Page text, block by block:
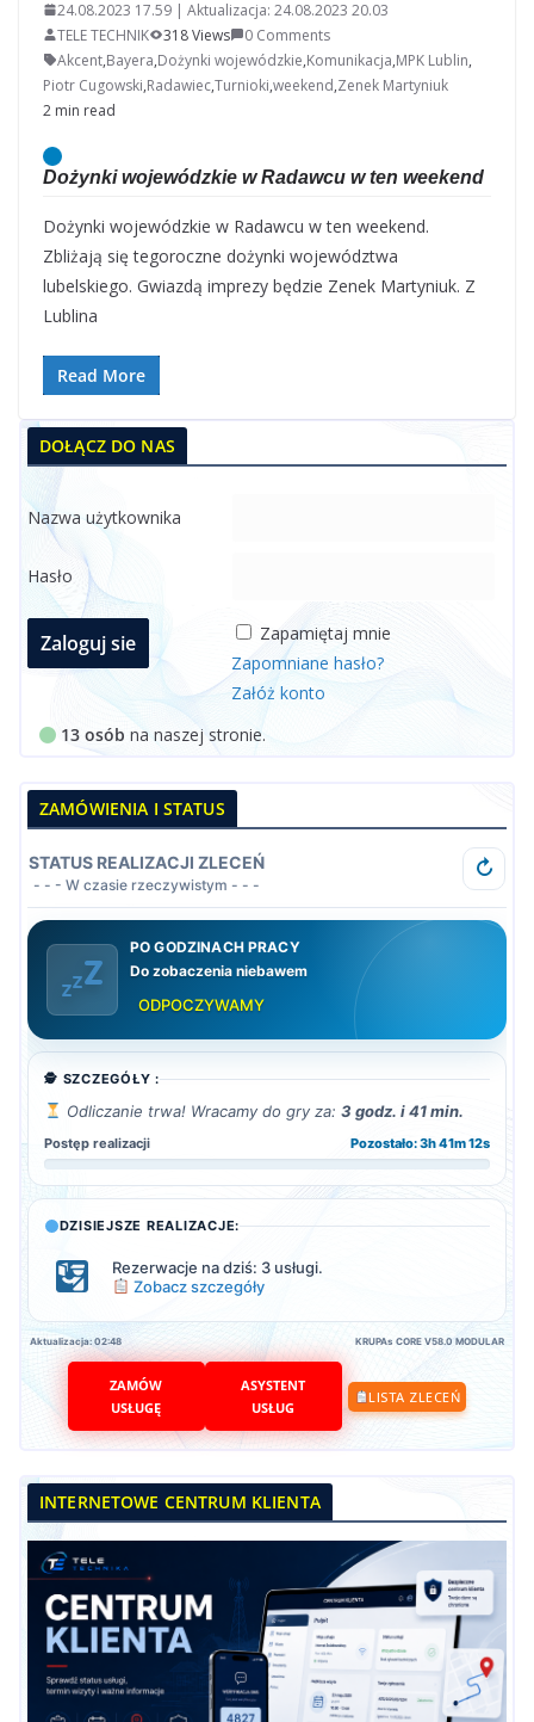
24.08.2023 17.59 | Aktualizacja: 24.08.2023 20.03
TELE TECHNIK
318 Views
0 Comments
Akcent,Bayera,Dożynki wojewódzkie,Komunikacja,MPK Lublin,
Piotr Cugowski,Radawiec,Turnioki,weekend,Zenek Martyniuk
2 min read
Dożynki wojewódzkie w Radawcu w ten weekend
Dożynki wojewódzkie w Radawcu w ten weekend.
Zbliżają się tegoroczne dożynki województwa
lubelskiego. Gwiazdą imprezy będzie Zenek Martyniuk. Z
Lublina
Read More
DOŁĄCZ DO NAS
Nazwa użytkownika
Hasło
Zapamiętaj mnie
Zapomniane hasło?
Załóż konto
13 osób na naszej stronie.
ZAMÓWIENIA I STATUS
STATUS REALIZACJI ZLECEŃ
- - - W czasie rzeczywistym - - -
↻
PO GODZINACH PRACY
Do zobaczenia niebawem
ODPOCZYWAMY
🕵️ SZCZEGÓŁY :
Odliczanie trwa! Wracamy do gry za: 3 godz. i 41 min.
Postęp realizacji Pozostało: 3h 41m 11s
DZISIEJSZE REALIZACJE:
Rezerwacje na dziś: 3 usługi.
Zobacz szczegóły
Aktualizacja: 02:48 KRUPAs CORE V58.0 MODULAR
ZAMÓW
USŁUGĘ
ASYSTENT
USŁUG
LISTA ZLECEŃ
INTERNETOWE CENTRUM KLIENTA